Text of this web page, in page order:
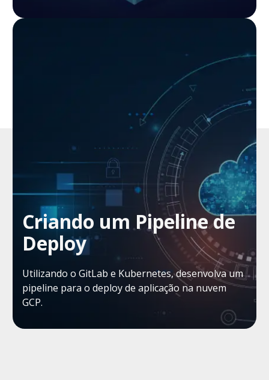
Criando um Pipeline de
Deploy
Utilizando o GitLab e Kubernetes, desenvolva um
pipeline para o deploy de aplicação na nuvem
GCP.